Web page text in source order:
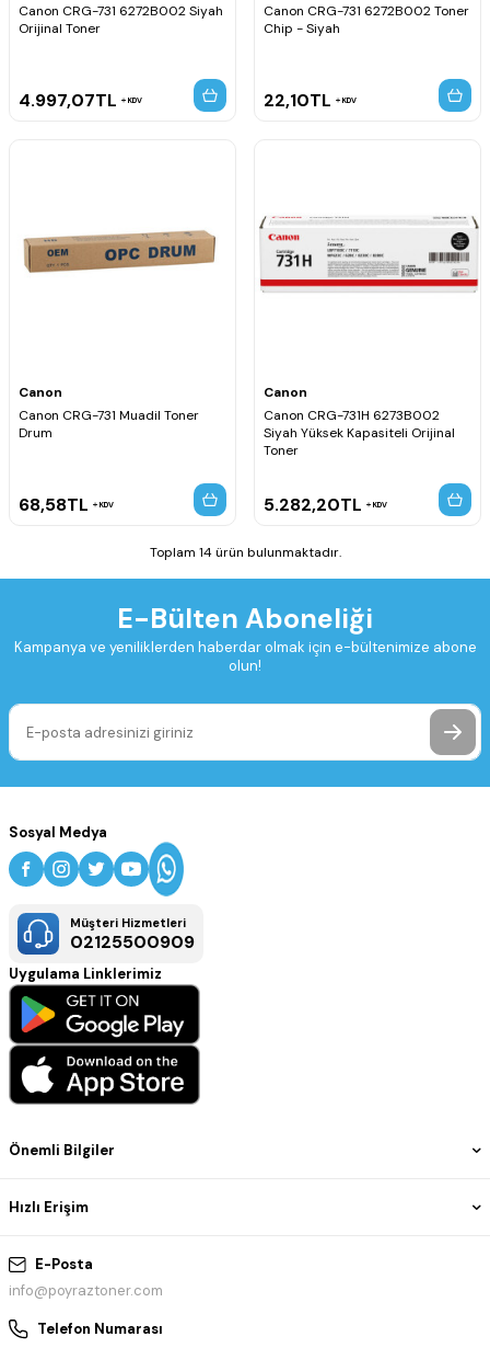
Canon CRG-731 6272B002 Siyah
Orijinal Toner
4.997,07TL KDV
Canon CRG-731 6272B002 Toner
Chip - Siyah
22,10TL KDV
Canon
Canon CRG-731 Muadil Toner
Drum
68,58TL KDV
Canon
Canon CRG-731H 6273B002
Siyah Yüksek Kapasiteli Orijinal
Toner
5.282,20TL KDV
Toplam 14 ürün bulunmaktadır.
E-Bülten Aboneliği
Kampanya ve yeniliklerden haberdar olmak için e-bültenimize abone
olun!
E-Posta
info@poyraztoner.com
Telefon Numarası
Önemli Bilgiler
Hızlı Erişim
Sosyal Medya
Müşteri Hizmetleri
02125500909
Uygulama Linklerimiz